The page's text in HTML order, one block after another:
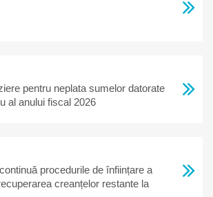
pentru neplata sumelor datorate
al anului fiscal 2026
procedurile de înființare a
creanțelor restante la